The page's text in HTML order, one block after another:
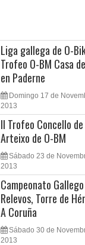
Liga gallega de O-
Trofeo O-BM Casa
en Paderne
Domingo 17 de
2013
II Trofeo Concello de
Arteixo de O-BM
Sábado 23 de
2013
Campeonato
Relevos, Torre de
A Coruña
Sábado 30 de
2013